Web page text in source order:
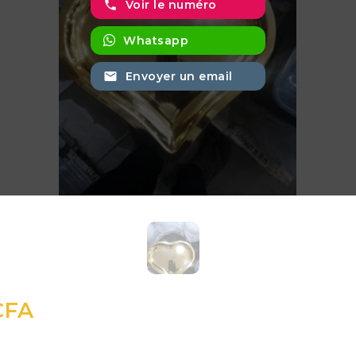
phone Voir le numéro
Whatsapp
email Envoyer un email